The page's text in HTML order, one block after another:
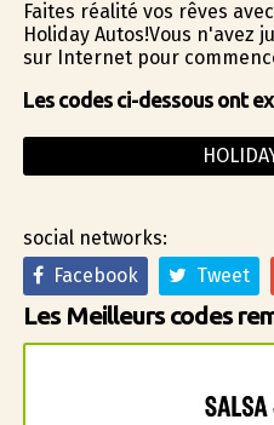
Faites réalité vos rêves
Holiday Autos!Vous n'avez
sur Internet pour
Les codes ci-dessous ont
social networks:
Facebook
Tweet
Les Meilleurs codes